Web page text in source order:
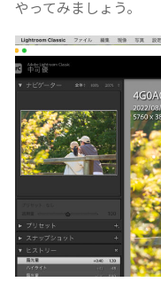
やってみましょう。